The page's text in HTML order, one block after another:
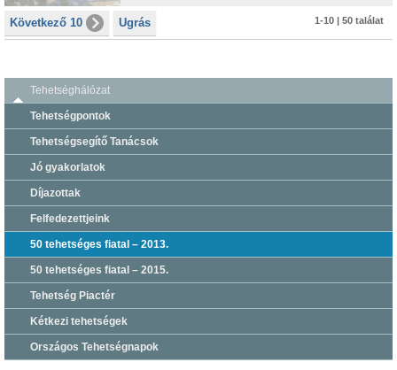
Következő 10 Ugrás 1-10 | 50 találat
Tehetséghálózat
Tehetségpontok
Tehetségsegítő Tanácsok
Jó gyakorlatok
Díjazottak
Felfedezettjeink
50 tehetséges fiatal – 2013.
50 tehetséges fiatal – 2015.
Tehetség Piactér
Kétkezi tehetségek
Országos Tehetségnapok